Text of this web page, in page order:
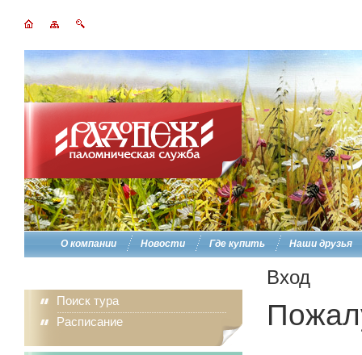
О компании Новости Где купить Наши друзья
Поиск тура
Расписание
Вход